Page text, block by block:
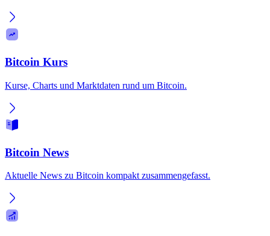
Bitcoin Kurs
Kurse, Charts und Marktdaten rund um Bitcoin.
Bitcoin News
Aktuelle News zu Bitcoin kompakt zusammengefasst.